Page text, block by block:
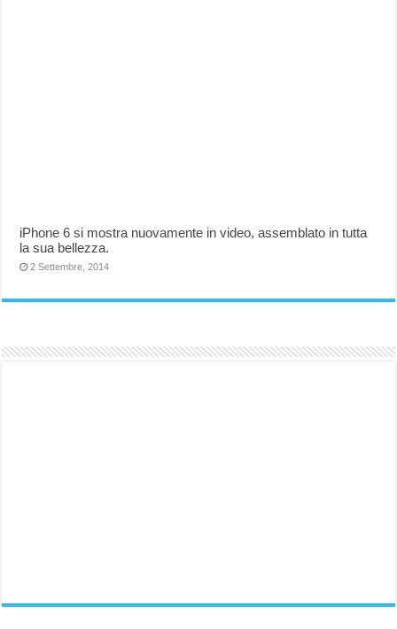
iPhone 6 si mostra nuovamente in video, assemblato in tutta
la sua bellezza.
2 Settembre, 2014